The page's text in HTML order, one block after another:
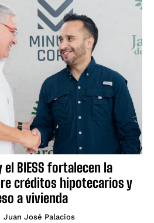
BIESS fortalecen la
créditos hipotecarios y
a vivienda
Juan José Palacios